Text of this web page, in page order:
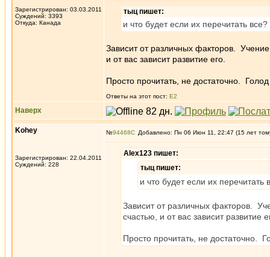
Зарегистрирован: 03.03.2011
Суждений: 3393
Откуда: Канада
тыц пишет:
и что будет если их перечитать все?
Зависит от различных факторов.
и от вас зависит развитие его.
Просто прочитать, не достаточно.
Ответы на этот пост: E2
Наверх
Kohey
Зарегистрирован: 22.04.2011
Суждений: 228
№94468 Добавлено: Пн 06 Июн 11, 22:47 (15 лет
Alex123 пишет:
тыц пишет:
и что будет если их перечитать
Зависит от различных факторов.
счастью, и от вас зависит развитие
Просто прочитать, не достаточно.